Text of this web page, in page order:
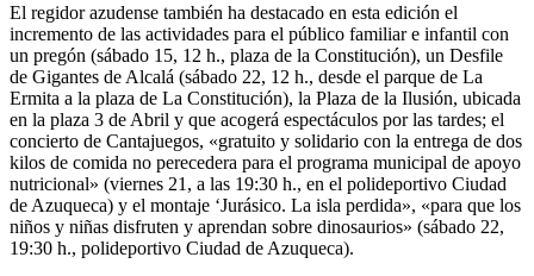
El regidor azudense también ha destacado en esta edición el
incremento de las actividades para el público familiar e infantil con
un pregón (sábado 15, 12 h., plaza de la Constitución), un Desfile
de Gigantes de Alcalá (sábado 22, 12 h., desde el parque de La
Ermita a la plaza de La Constitución), la Plaza de la Ilusión, ubicada
en la plaza 3 de Abril y que acogerá espectáculos por las tardes; el
concierto de Cantajuegos, «gratuito y solidario con la entrega de dos
kilos de comida no perecedera para el programa municipal de apoyo
nutricional» (viernes 21, a las 19:30 h., en el polideportivo Ciudad
de Azuqueca) y el montaje ‘Jurásico. La isla perdida», «para que los
niños y niñas disfruten y aprendan sobre dinosaurios» (sábado 22,
19:30 h., polideportivo Ciudad de Azuqueca).